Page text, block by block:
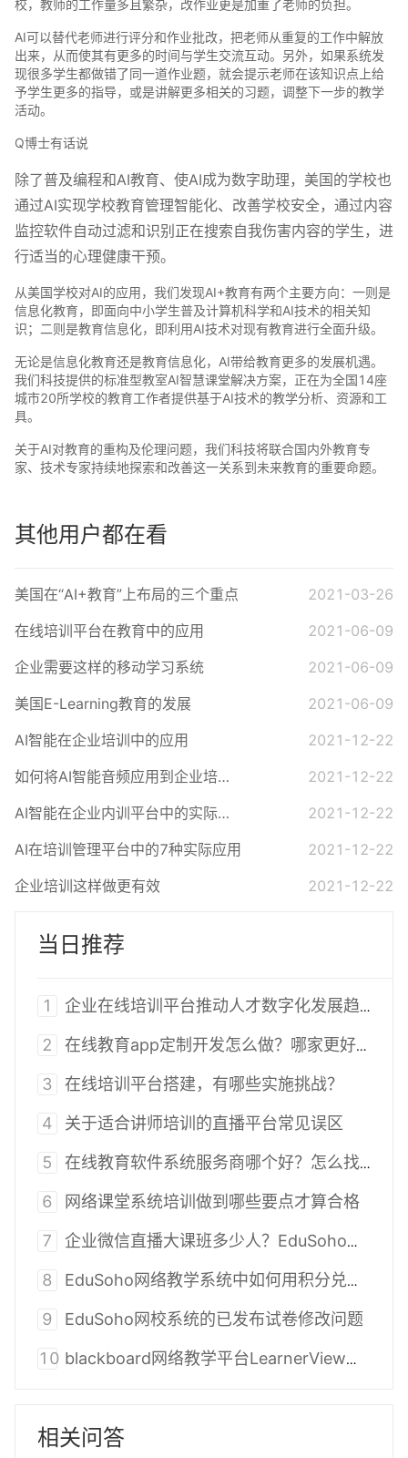
校，教师的工作量多且繁杂，改作业更是加重了老师的负担。
AI可以替代老师进行评分和作业批改，把老师从重复的工作中解放
出来，从而使其有更多的时间与学生交流互动。另外，如果系统发
现很多学生都做错了同一道作业题，就会提示老师在该知识点上给
予学生更多的指导，或是讲解更多相关的习题，调整下一步的教学
活动。
Q博士有话说
除了普及编程和AI教育、使AI成为数字助理，美国的学校也
通过AI实现学校教育管理智能化、改善学校安全，通过内容
监控软件自动过滤和识别正在搜索自我伤害内容的学生，进
行适当的心理健康干预。
从美国学校对AI的应用，我们发现AI+教育有两个主要方向：一则是
信息化教育，即面向中小学生普及计算机科学和AI技术的相关知
识；二则是教育信息化，即利用AI技术对现有教育进行全面升级。
无论是信息化教育还是教育信息化，AI带给教育更多的发展机遇。
我们科技提供的标准型教室AI智慧课堂解决方案，正在为全国14座
城市20所学校的教育工作者提供基于AI技术的教学分析、资源和工
具。
关于AI对教育的重构及伦理问题，我们科技将联合国内外教育专
家、技术专家持续地探索和改善这一关系到未来教育的重要命题。
其他用户都在看
美国在“AI+教育”上布局的三个重点
2021-03-26
在线培训平台在教育中的应用
2021-06-09
企业需要这样的移动学习系统
2021-06-09
美国E-Learning教育的发展
2021-06-09
AI智能在企业培训中的应用
2021-12-22
如何将AI智能音频应用到企业培训课程中？
2021-12-22
AI智能在企业内训平台中的实际应用
2021-12-22
AI在培训管理平台中的7种实际应用
2021-12-22
企业培训这样做更有效
2021-12-22
当日推荐
1 企业在线培训平台推动人才数字化发展趋势
2 在线教育app定制开发怎么做？哪家更好？
3 在线培训平台搭建，有哪些实施挑战？
4 关于适合讲师培训的直播平台常见误区
5 在线教育软件系统服务商哪个好？怎么找到靠谱的在线教育软件？
6 网络课堂系统培训做到哪些要点才算合格
7 企业微信直播大课班多少人？EduSoho助力企业培训
8 EduSoho网络教学系统中如何用积分兑换课程？
9 EduSoho网校系统的已发布试卷修改问题
10 blackboard网络教学平台LearnerView报告有什么用?
相关问答